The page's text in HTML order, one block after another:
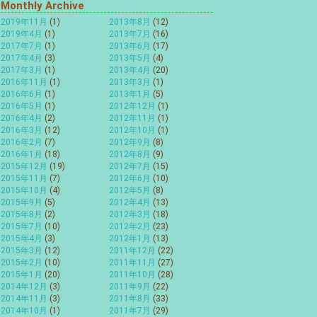
Monthly Archive
2019年11月 (1)
2019年4月 (1)
2017年7月 (1)
2017年4月 (3)
2017年3月 (1)
2016年11月 (1)
2016年6月 (1)
2016年5月 (1)
2016年4月 (2)
2016年3月 (12)
2016年2月 (7)
2016年1月 (18)
2015年12月 (19)
2015年11月 (7)
2015年10月 (4)
2015年9月 (5)
2015年8月 (2)
2015年7月 (10)
2015年4月 (3)
2015年3月 (12)
2015年2月 (10)
2015年1月 (20)
2014年12月 (3)
2014年11月 (3)
2014年10月 (1)
2013年8月 (12)
2013年7月 (16)
2013年6月 (17)
2013年5月 (4)
2013年4月 (20)
2013年3月 (1)
2013年1月 (5)
2012年12月 (1)
2012年11月 (1)
2012年10月 (1)
2012年9月 (8)
2012年8月 (9)
2012年7月 (15)
2012年6月 (10)
2012年5月 (8)
2012年4月 (13)
2012年3月 (18)
2012年2月 (23)
2012年1月 (13)
2011年12月 (22)
2011年11月 (27)
2011年10月 (28)
2011年9月 (22)
2011年8月 (33)
2011年7月 (29)